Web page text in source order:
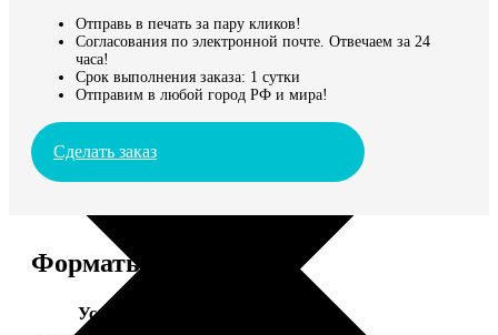
Отправь в печать за пару кликов!
Согласования по электронной почте. Отвечаем за 24
часа!
Срок выполнения заказа: 1 сутки
Отправим в любой город РФ и мира!
Сделать заказ
Форматы и цены
Услуга